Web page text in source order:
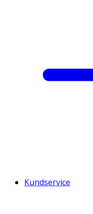
Kundservice